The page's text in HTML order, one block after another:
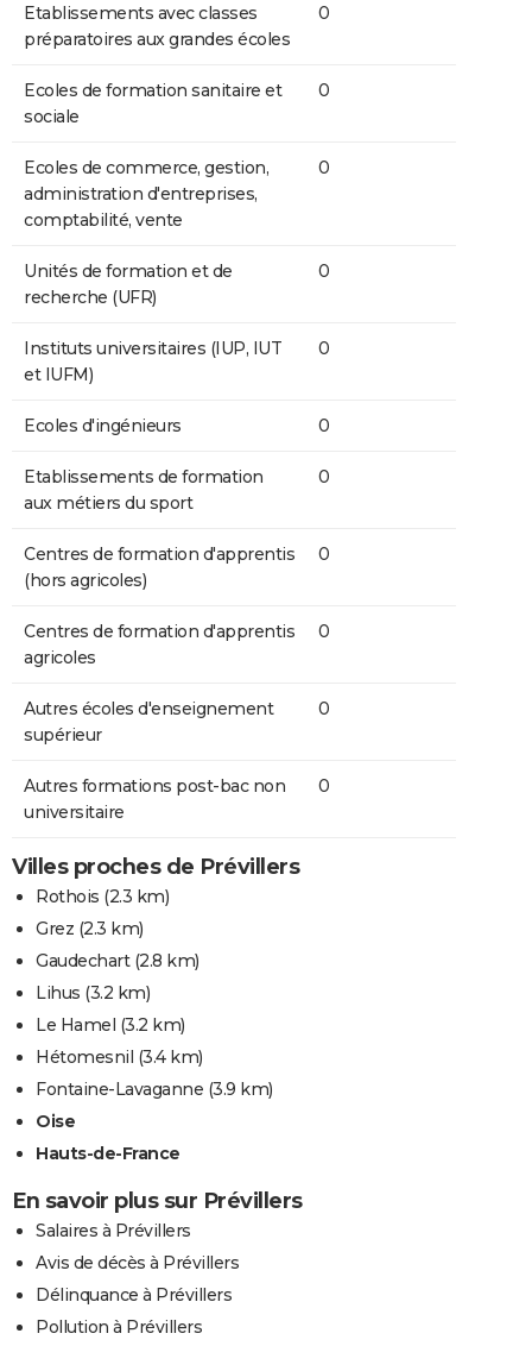
Etablissements avec classes
préparatoires aux grandes écoles
0
Ecoles de formation sanitaire et
sociale
0
Ecoles de commerce, gestion,
administration d'entreprises,
comptabilité, vente
0
Unités de formation et de
recherche (UFR)
0
Instituts universitaires (IUP, IUT
et IUFM)
0
Ecoles d'ingénieurs 0
Etablissements de formation
aux métiers du sport
0
Centres de formation d'apprentis
(hors agricoles)
0
Centres de formation d'apprentis
agricoles
0
Autres écoles d'enseignement
supérieur
0
Autres formations post-bac non
universitaire
0
Villes proches de Prévillers
Rothois (2.3 km)
Grez (2.3 km)
Gaudechart(2.8 km)
Lihus (3.2 km)
Le Hamel (3.2 km)
Hétomesnil (3.4 km)
Fontaine-Lavaganne (3.9 km)
Oise
Hauts-de-France
En savoir plus sur Prévillers
Salaires à Prévillers
Avis de décès à Prévillers
Délinquance à Prévillers
Pollution à Prévillers